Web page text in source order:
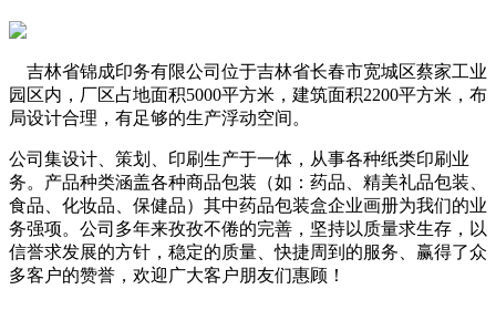
吉林省锦成印务有限公司位于吉林省长春市宽城区蔡家工业
园区内，厂区占地面积5000平方米，建筑面积2200平方米，布
局设计合理，有足够的生产浮动空间。
公司集设计、策划、印刷生产于一体，从事各种纸类印刷业
务。产品种类涵盖各种商品包装（如：药品、精美礼品包装、
食品、化妆品、保健品）其中药品包装盒企业画册为我们的业
务强项。公司多年来孜孜不倦的完善，坚持以质量求生存，以
信誉求发展的方针，稳定的质量、快捷周到的服务、赢得了众
多客户的赞誉，欢迎广大客户朋友们惠顾！